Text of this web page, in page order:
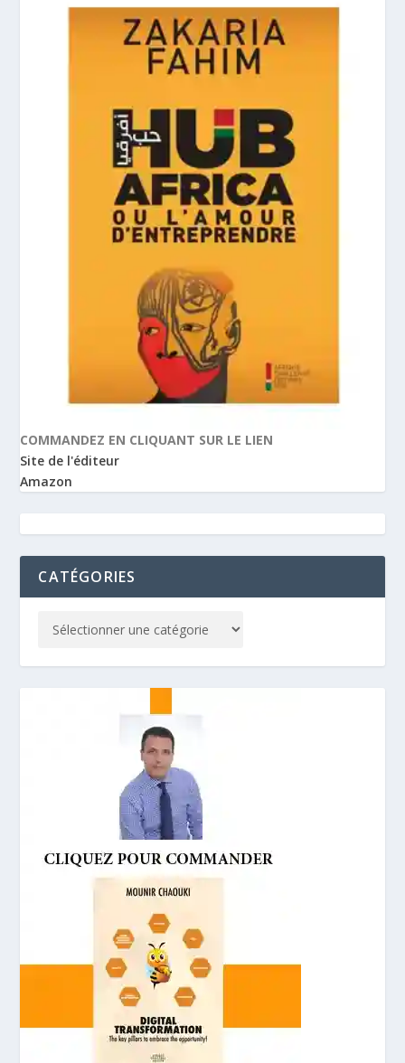
COMMANDEZ EN CLIQUANT SUR LE LIEN
Site de l'éditeur
Amazon
CATÉGORIES